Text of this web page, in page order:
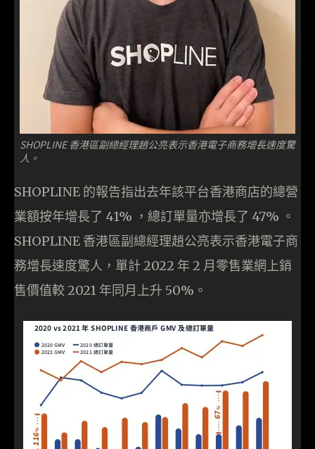
SHOPLINE 香港區副總經理趙公亮表示香港電子商務增長速度驚
人。
SHOPLINE 的報告指出去年該平台香港商店的總營
業額按年增長了 41% ，總訂單量亦增長了 47% 。
SHOPLINE 香港區副總經理趙公亮表示香港電子商
務增長速度驚人，單計 2022 年 2 月零售業網上銷
售價值較 2021 年同月上升 50%。